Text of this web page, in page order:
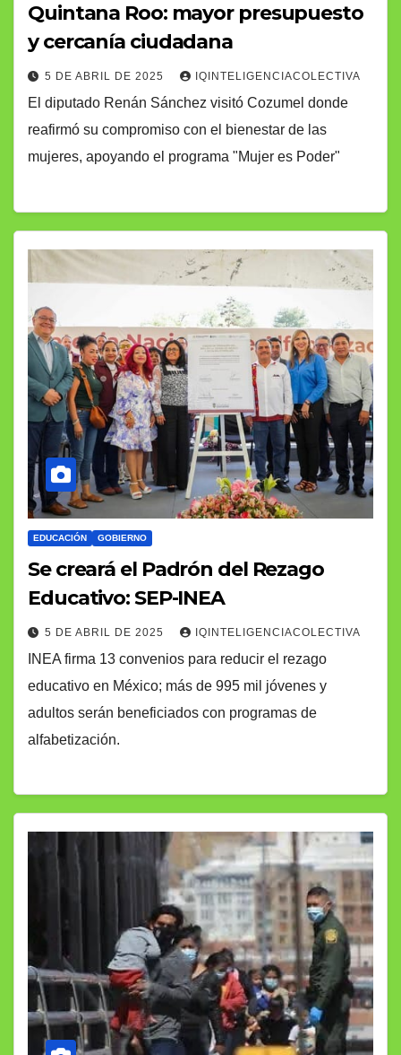
Quintana Roo: mayor presupuesto
y cercanía ciudadana
5 DE ABRIL DE 2025 IQINTELIGENCIACOLECTIVA
El diputado Renán Sánchez visitó Cozumel donde
reafirmó su compromiso con el bienestar de las
mujeres, apoyando el programa "Mujer es Poder"
EDUCACIÓN GOBIERNO
Se creará el Padrón del Rezago
Educativo: SEP-INEA
5 DE ABRIL DE 2025 IQINTELIGENCIACOLECTIVA
INEA firma 13 convenios para reducir el rezago
educativo en México; más de 995 mil jóvenes y
adultos serán beneficiados con programas de
alfabetización.